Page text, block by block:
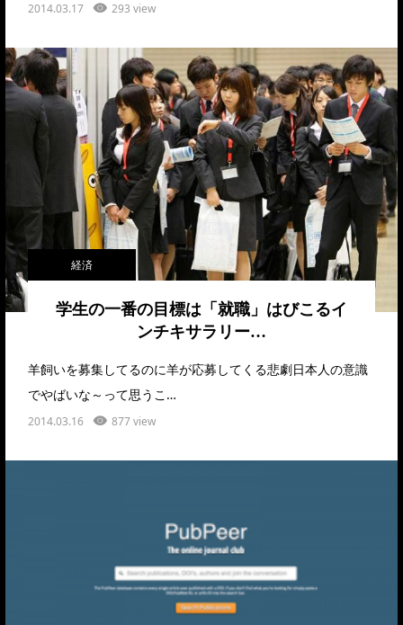
2014.03.17 293 view
経済
学生の一番の目標は「就職」はびこるイ
ンチキサラリー…
羊飼いを募集してるのに羊が応募してくる悲劇日本人の意識
でやばいな～って思うこ…
2014.03.16 877 view